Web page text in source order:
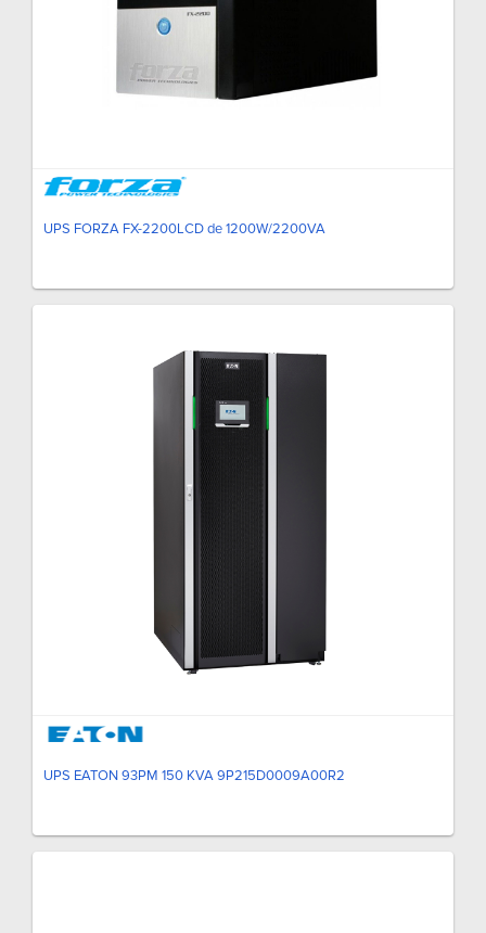
UPS FORZA FX-2200LCD de 1200W/2200VA
UPS EATON 93PM 150 KVA 9P215D0009A00R2